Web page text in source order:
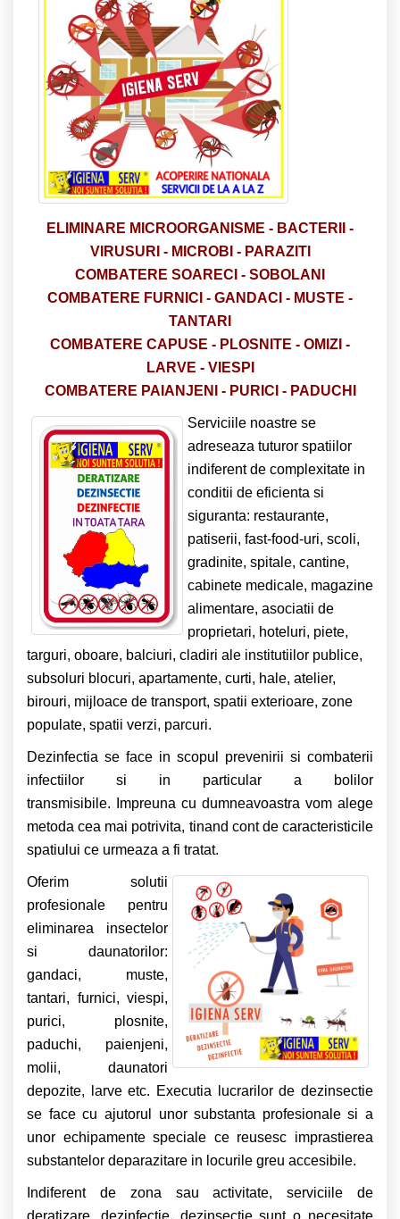
ELIMINARE MICROORGANISME - BACTERII -
VIRUSURI - MICROBI - PARAZITI
COMBATERE SOARECI - SOBOLANI
COMBATERE FURNICI - GANDACI - MUSTE -
TANTARI
COMBATERE CAPUSE - PLOSNITE - OMIZI -
LARVE - VIESPI
COMBATERE PAIANJENI - PURICI - PADUCHI
Serviciile noastre se
adreseaza tuturor spatiilor
indiferent de complexitate in
conditii de eficienta si
siguranta: restaurante,
patiserii, fast-food-uri, scoli,
gradinite, spitale, cantine,
cabinete medicale, magazine
alimentare, asociatii de
proprietari, hoteluri, piete,
targuri, oboare, balciuri, cladiri ale institutiilor publice,
subsoluri blocuri, apartamente, curti, hale, atelier,
birouri, mijloace de transport, spatii exterioare, zone
populate, spatii verzi, parcuri.
Dezinfectia se face in scopul prevenirii si combaterii
infectiilor si in particular a bolilor
transmisibile. Impreuna cu dumneavoastra vom alege
metoda cea mai potrivita, tinand cont de caracteristicile
spatiului ce urmeaza a fi tratat.
Oferim solutii
profesionale pentru
eliminarea insectelor
si daunatorilor:
gandaci, muste,
tantari, furnici, viespi,
purici, plosnite,
paduchi, paienjeni,
molii, daunatori
depozite, larve etc. Executia lucrarilor de dezinsectie
se face cu ajutorul unor substanta profesionale si a
unor echipamente speciale ce reusesc imprastierea
substantelor deparazitare in locurile greu accesibile.
Indiferent de zona sau activitate, serviciile de
deratizare, dezinfectie, dezinsectie sunt o necesitate